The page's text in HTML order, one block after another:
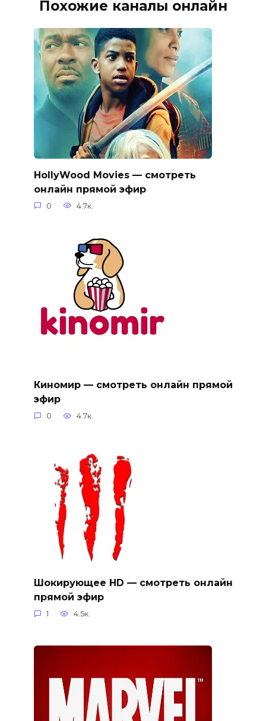
Похожие каналы онлайн
HollyWood Movies — смотреть
онлайн прямой эфир
0 4.7к.
Киномир — смотреть онлайн прямой
эфир
0 4.7к.
Шокирующее HD — смотреть онлайн
прямой эфир
1 4.5к.